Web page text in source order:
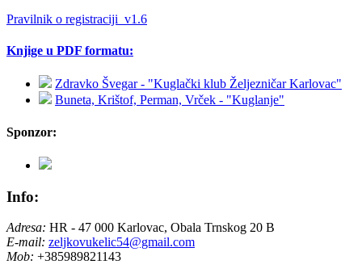
Pravilnik o registraciji_v1.6
Knjige u PDF formatu:
Zdravko Švegar - "Kuglački klub Željezničar Karlovac"
Buneta, Krištof, Perman, Vrček - "Kuglanje"
Sponzor:
Info:
Adresa: HR - 47 000 Karlovac, Obala Trnskog 20 B
E-mail: zeljkovukelic54@gmail.com
Mob: +385989821143